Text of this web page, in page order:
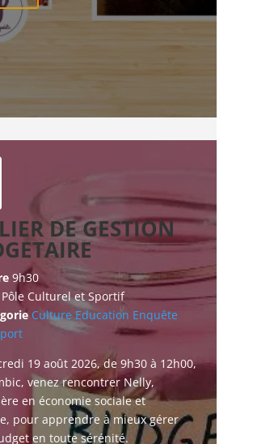
DE GESTION
9h30
Pôle Culturel et Sportif
Culture Education Enquête
19 août 2026, de 9h30 à 12h00,
venez rencontrer Nelly,
en économie sociale et
pour apprendre à mieux gérer
en toute sérénité.